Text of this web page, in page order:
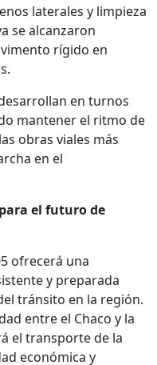
laterales y limpieza
se alcanzaron
rígido en
en turnos
mantener el ritmo de
obras viales más
en el
el futuro de
ofrecerá una
y preparada
tránsito en la región.
entre el Chaco y la
el transporte de la
económica y